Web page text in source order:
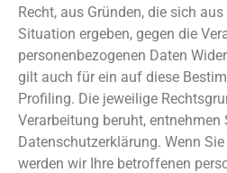
Recht, aus Gründen, die sich
Situation ergeben, gegen die
personenbezogenen Daten
gilt auch für ein auf diese
Profiling. Die jeweilige
Verarbeitung beruht, entnehmen
Datenschutzerklärung. Wenn
werden wir Ihre betroffenen